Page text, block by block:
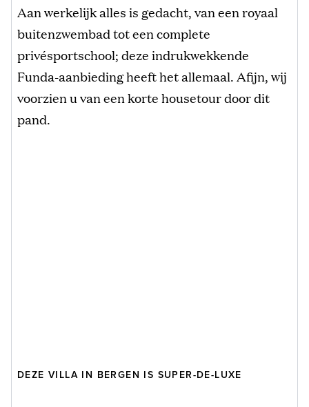
Aan werkelijk alles is gedacht, van een royaal
buitenzwembad tot een complete
privésportschool; deze indrukwekkende
Funda-aanbieding heeft het allemaal. Afijn, wij
voorzien u van een korte housetour door dit
pand.
DEZE VILLA IN BERGEN IS SUPER-DE-LUXE